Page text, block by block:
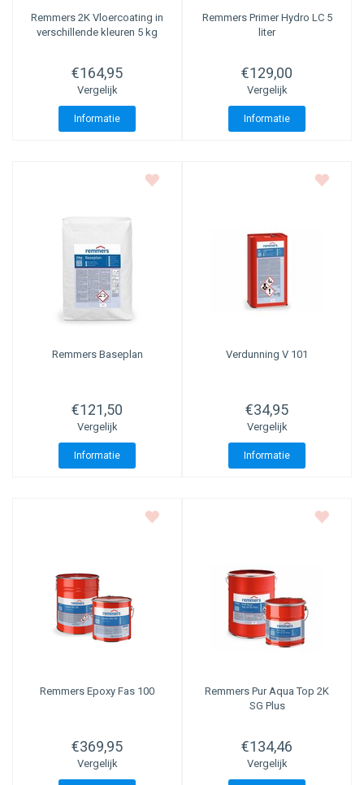
Remmers 2K Vloercoating in
verschillende kleuren 5 kg
€164,95
Vergelijk
Informatie
RemmersPrimer Hydro LC 5
liter
€129,00
Vergelijk
Informatie
Remmers Baseplan
€121,50
Vergelijk
Informatie
Verdunning V 101
€34,95
Vergelijk
Informatie
Remmers Epoxy Fas 100
€369,95
Vergelijk
Remmers Pur Aqua Top 2K
SG Plus
€134,46
Vergelijk